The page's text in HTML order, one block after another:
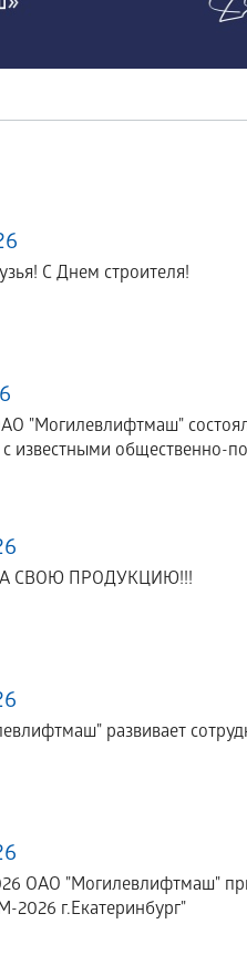
С Днем строителя!
"Могилевлифтмаш"
с известными общественно-
СВОЮ ПРОДУКЦИЮ!!!
развивает
ОАО "Могилевлифтмаш"
г.Екатеринбург"